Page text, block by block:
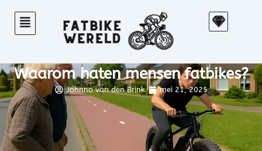
S
k
t
c
h
Waarom haten mensen fatbikes?
Johnno van den Brink mei 21, 2025